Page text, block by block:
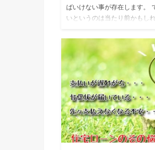
ばいけない事が存在します。
いというのは当たり前かもし